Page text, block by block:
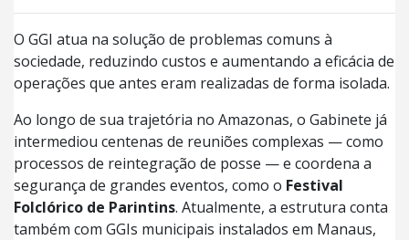
O GGI atua na solução de problemas comuns à
sociedade, reduzindo custos e aumentando a eficácia de
operações que antes eram realizadas de forma isolada.
Ao longo de sua trajetória no Amazonas, o Gabinete já
intermediou centenas de reuniões complexas — como
processos de reintegração de posse — e coordena a
segurança de grandes eventos, como o Festival
Folclórico de Parintins. Atualmente, a estrutura conta
também com GGIs municipais instalados em Manaus,